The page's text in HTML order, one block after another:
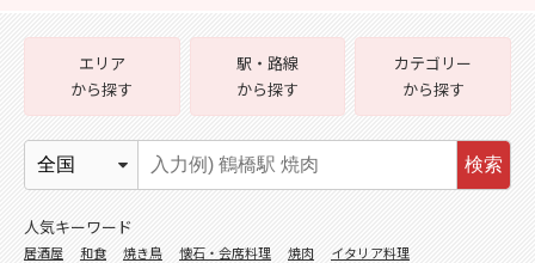
エリア
から探す
駅・路線
から探す
カテゴリー
から探す
検索
人気キーワード
居酒屋 和食 焼き鳥 懐石・会席料理 焼肉
イタリア料理